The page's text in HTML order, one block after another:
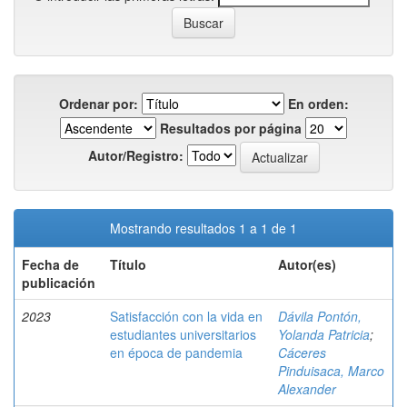
Ordenar por:
En orden:
Resultados por página
Autor/Registro:
Mostrando resultados 1 a 1 de 1
Fecha de
publicación
Título Autor(es)
2023
Satisfacción con la vida en
estudiantes universitarios
en época de pandemia
Dávila Pontón,
Yolanda Patricia;
Cáceres
Pinduisaca, Marco
Alexander